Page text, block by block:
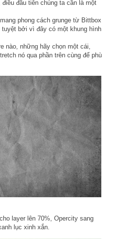
đầu tiên chúng ta cần là một
phong cách grunge từ Bittbox
bởi vì đây có một khung hình
nào, những hãy chọn một cái,
nó qua phần trên cùng để phù
layer lên 70%, Opercity sang
lục xinh xắn.